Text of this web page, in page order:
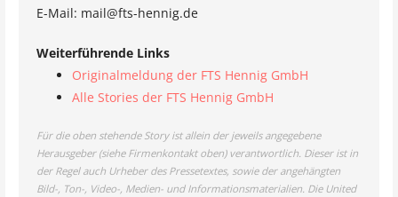
E-Mail: mail@fts-hennig.de
Weiterführende Links
Originalmeldung der FTS Hennig GmbH
Alle Stories der FTS Hennig GmbH
Für die oben stehende Story ist allein der jeweils angegebene
Herausgeber (siehe Firmenkontakt oben) verantwortlich. Dieser ist in
der Regel auch Urheber des Pressetextes, sowie der angehängten
Bild-, Ton-, Video-, Medien- und Informationsmaterialien. Die United